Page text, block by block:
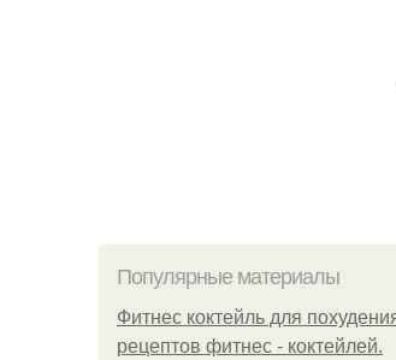
Популярные материалы
Фитнес коктейль для
рецептов фитнес - коктейлей.